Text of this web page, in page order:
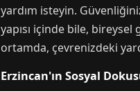
yardım isteyin.
yapısı içinde bile,
ortamda, çevrenizdeki
Erzincan'ın Sosyal